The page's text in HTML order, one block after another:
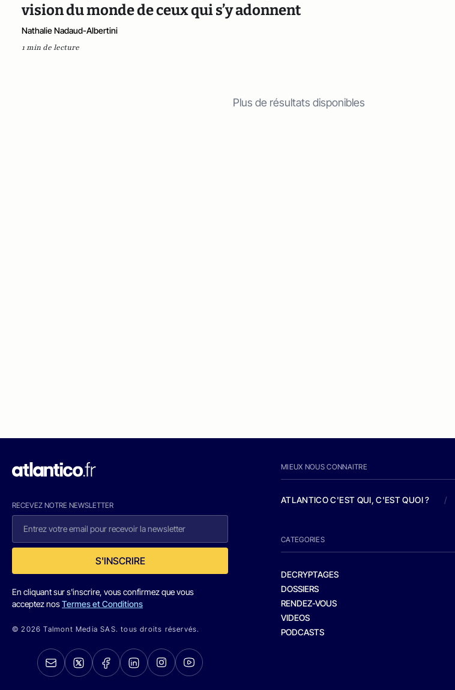
vision du monde de ceux qui s’y adonnent
Nathalie Nadaud-Albertini
1 min de lecture
Plus de résultats disponibles
RECEVEZ NOTRE NEWSLETTER
S'INSCRIRE
En cliquant sur s'inscrire, vous confirmez que vous
acceptez nosTermes et Conditions
© 2026 Talmont Media SAS. tous droits réservés.
MIEUX NOUS CONNAITRE
ATLANTICO C'EST QUI, C'EST QUOI ? /
CATEGORIES
DECRYPTAGES
DOSSIERS
RENDEZ-VOUS
VIDEOS
PODCASTS